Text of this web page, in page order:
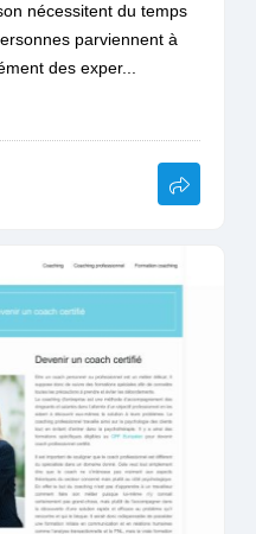
nécessitent du temps
parviennent à
des exper...